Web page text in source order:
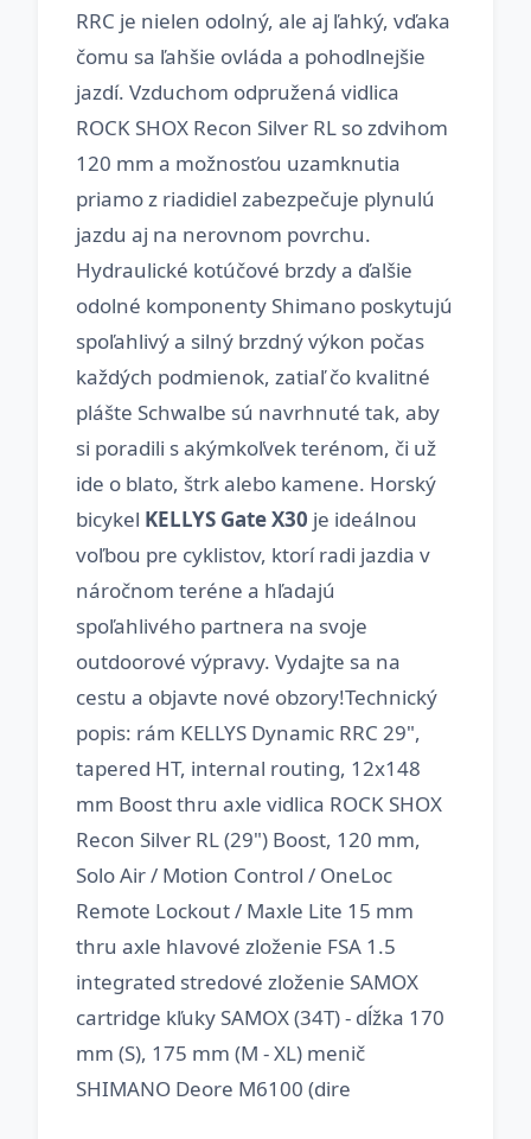
RRC je nielen odolný, ale aj ľahký, vďaka
čomu sa ľahšie ovláda a pohodlnejšie
jazdí. Vzduchom odpružená vidlica
ROCK SHOX Recon Silver RL so zdvihom
120 mm a možnosťou uzamknutia
priamo z riadidiel zabezpečuje plynulú
jazdu aj na nerovnom povrchu.
Hydraulické kotúčové brzdy a ďalšie
odolné komponenty Shimano poskytujú
spoľahlivý a silný brzdný výkon počas
každých podmienok, zatiaľ čo kvalitné
plášte Schwalbe sú navrhnuté tak, aby
si poradili s akýmkoľvek terénom, či už
ide o blato, štrk alebo kamene. Horský
bicykel KELLYS Gate X30 je ideálnou
voľbou pre cyklistov, ktorí radi jazdia v
náročnom teréne a hľadajú
spoľahlivého partnera na svoje
outdoorové výpravy. Vydajte sa na
cestu a objavte nové obzory!Technický
popis: rám KELLYS Dynamic RRC 29",
tapered HT, internal routing, 12x148
mm Boost thru axle vidlica ROCK SHOX
Recon Silver RL (29") Boost, 120 mm,
Solo Air / Motion Control / OneLoc
Remote Lockout / Maxle Lite 15 mm
thru axle hlavové zloženie FSA 1.5
integrated stredové zloženie SAMOX
cartridge kľuky SAMOX (34T) - dĺžka 170
mm (S), 175 mm (M - XL) menič